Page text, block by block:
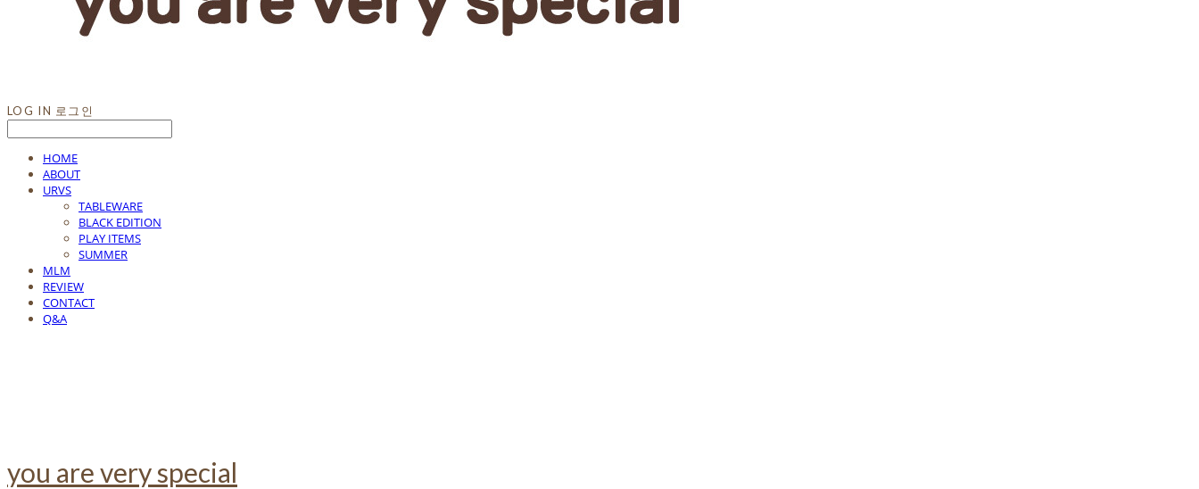
LOG IN 로그인
HOME
ABOUT
URVS
TABLEWARE
BLACK EDITION
PLAY ITEMS
SUMMER
MLM
REVIEW
CONTACT
Q&A
you are very special